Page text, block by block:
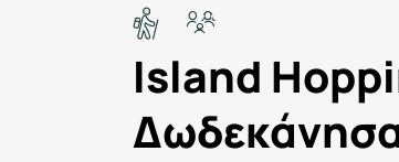
Island